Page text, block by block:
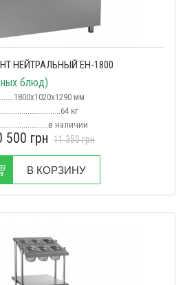
НЕЙТРАЛЬНЫЙ ЕН-1800
блюд)
мм
кг
наличии
500 грн 11 350грн
В КОРЗИНУ